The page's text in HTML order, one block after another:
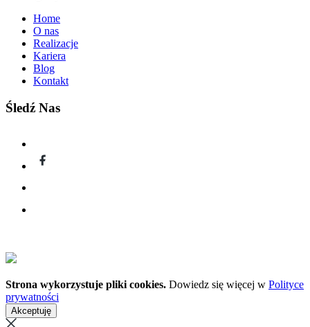
Home
O nas
Realizacje
Kariera
Blog
Kontakt
Śledź Nas
Strona wykorzystuje pliki cookies. Dowiedz się więcej w Polityce
prywatności
Akceptuję